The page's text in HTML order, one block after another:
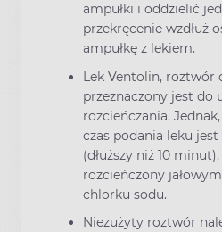
ampułki i oddzielić
przekręcenie wzdłuż
ampułkę z lekiem.
Lek Ventolin, roztwór
przeznaczony jest do
rozcieńczania.
czas podania leku jest
(dłuższy niż 10
rozcieńczony
chlorku sodu.
Niezużyty roztwór